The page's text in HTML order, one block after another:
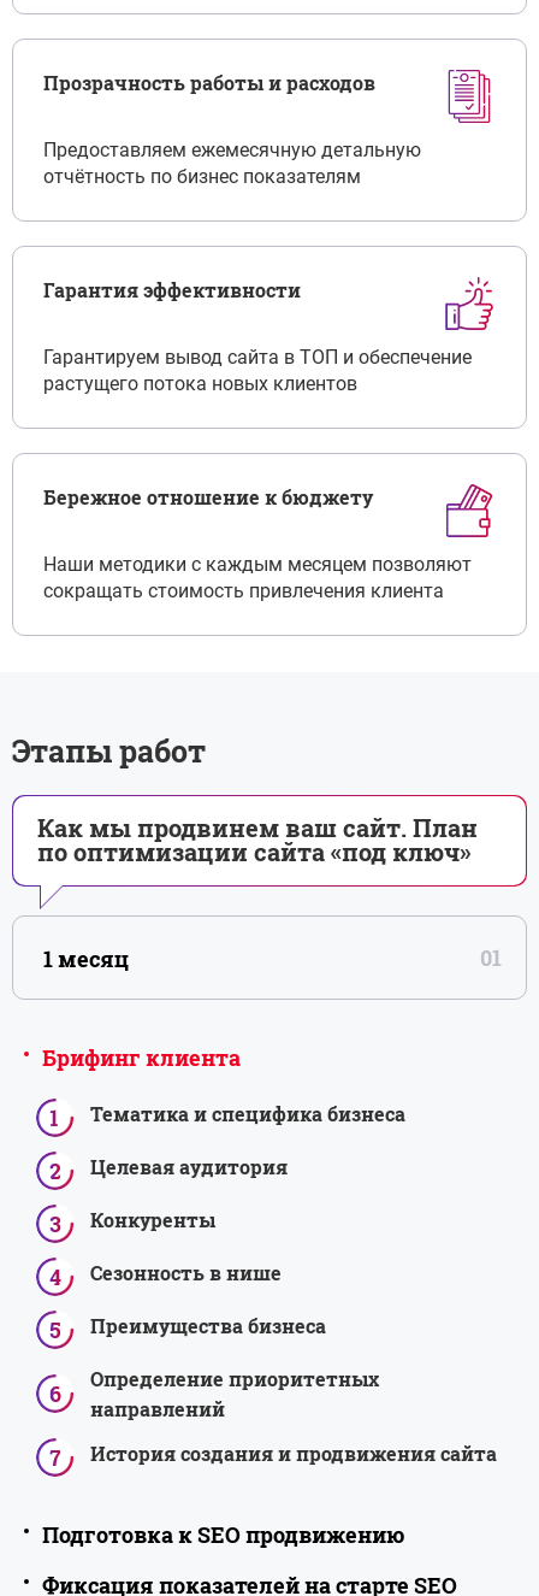
Прозрачность работы и расходов
Предоставляем ежемесячную детальную
отчётность по бизнес показателям
Гарантия эффективности
Гарантируем вывод сайта в ТОП и обеспечение
растущего потока новых клиентов
Бережное отношение к бюджету
Наши методики с каждым месяцем позволяют
сокращать стоимость привлечения клиента
Этапы работ
Как мы продвинем ваш сайт. План
по оптимизации сайта «под ключ»
1 месяц
Брифинг клиента
Брифинг
клиента
Тематика и специфика бизнеса
Целевая аудитория
Конкуренты
Сезонность в нише
Преимущества бизнеса
Определение приоритетных
направлений
История создания и продвижения сайта
Подготовка к SEO продвижению
Подготовка
Получение доступов к сайту
Фиксация показателей на старте SEO